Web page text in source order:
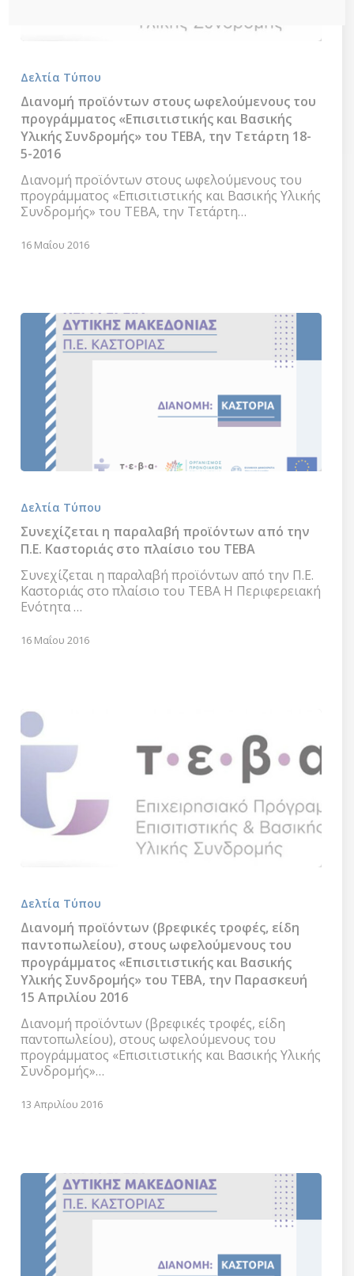
στους
ωφελούμενους
του
προγράμματος
«Επισιτιστικής
και
Βασικής
Υλικής
Συνδρομής»
ΤΕΒΑ,
την
2016
Δελτία Τύπου
Διανομή προϊόντων στους ωφελούμενους του
προγράμματος «Επισιτιστικής και Βασικής
Υλικής Συνδρομής» του ΤΕΒΑ, την Τετάρτη 18-
5-2016
Διανομή προϊόντων στους ωφελούμενους του
προγράμματος «Επισιτιστικής και Βασικής Υλικής
Συνδρομής» του ΤΕΒΑ, την Τετάρτη…
16 Μαΐου 2016
παραλαβή
προϊόντων
από
την
Π.Ε.
Καστοριάς
στο
του
Δελτία Τύπου
Συνεχίζεται η παραλαβή προϊόντων από την
Π.Ε. Καστοριάς στο πλαίσιο του ΤΕΒΑ
Συνεχίζεται η παραλαβή προϊόντων από την Π.Ε.
Καστοριάς στο πλαίσιο του ΤΕΒΑ Η Περιφερειακή
Ενότητα …
16 Μαΐου 2016
(βρεφικές
τροφές,
είδη
παντοπωλείου),
στους
ωφελούμενους
του
προγράμματος
«Επισιτιστικής
και
Βασικής
Υλικής
Συνδρομής»
του
15
Απριλίου
2016
Δελτία Τύπου
Διανομή προϊόντων (βρεφικές τροφές, είδη
παντοπωλείου), στους ωφελούμενους του
προγράμματος «Επισιτιστικής και Βασικής
Υλικής Συνδρομής» του ΤΕΒΑ, την Παρασκευή
15 Απριλίου 2016
Διανομή προϊόντων (βρεφικές τροφές, είδη
παντοπωλείου), στους ωφελούμενους του
προγράμματος «Επισιτιστικής και Βασικής Υλικής
Συνδρομής»…
13 Απριλίου 2016